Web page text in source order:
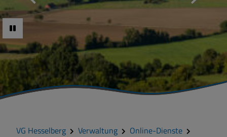
VG Hesselberg Verwaltung
Online-Dienste